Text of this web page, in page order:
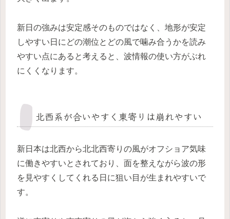
新日の強みは安定感そのものではなく、地形が安定
しやすい日にどの潮位とどの風で噛み合うかを読み
やすい点にあると考えると、波情報の使い方がぶれ
にくくなります。
北西系が合いやすく東寄りは崩れやすい
新日本は北西から北北西寄りの風がオフショア気味
に働きやすいとされており、面を整えながら波の形
を見やすくしてくれる日に狙い目が生まれやすいで
す。